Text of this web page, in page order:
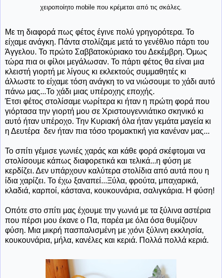
χειροποίητο mobile που κρέμεται από τις σκάλες.
Με τη διαφορά πως φέτος έγινε πολύ γρηγορότερα. Το
είχαμε ανάγκη. Πάντα στολίζαμε μετά το γενέθλιο πάρτι του
Άγγελου. Το πρώτο Σαββατοκύριακο του Δεκέμβρη. Όμως
τώρα πια οι φίλοι μεγάλωσαν. Το πάρτι φέτος θα είναι μια
κλειστή γιορτή με λίγους κι εκλεκτούς συμμαθητές κι
άλλωστε το είχαμε τόση ανάγκη το να νιώσουμε το χάδι αυτό
πάνω μας...Το χάδι μιας υπέροχης εποχής.
Έτσι φέτος στολίσαμε νωρίτερα κι ήταν η πρώτη φορά που
γιόρτασα την γιορτή μου σε Χριστουγεννιάτικο σκηνικό κι
αυτό ήταν υπέροχο. Την Κυριακή όλα ήταν γεμάτα μαγεία κι
η Δευτέρα δεν ήταν πια τόσο τρομακτική για κανέναν μας...
Το σπίτι γέμισε γωνιές χαράς και κάθε φορά σκέφτομαι να
στολίσουμε κάπως διαφορετικά και τελικά...η φύση με
κερδίζει. Δεν υπάρχουν καλύτερα στολίδια από αυτά που η
ίδια χαρίζει. Το έχω ξαναπεί...Ξύλα, φρούτα, μπαχαρικά,
κλαδιά, καρποί, κάστανα, κουκουνάρια, σαλιγκάρια. Η φύση!
Οπότε στο σπίτι μας έχουμε την γωνιά με τα ξύλινα αστέρια
που πέρσι μου έκανε ο Πα, παρέα με όλα όσα θυμίζουν
φύση. Μια μικρή πασπαλισμένη με χιόνι ξύλινη εκκλησία,
κουκουνάρια, μήλα, κανέλες και κεριά. Πολλά πολλά κεριά.